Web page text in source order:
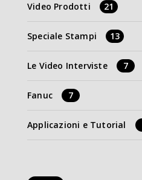
Video Prodotti 21
Speciale Stampi 13
Le Video Interviste 7
Fanuc 7
Applicazioni e Tutorial